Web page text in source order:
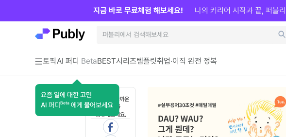
토픽AI 퍼디 Beta
요즘 일에 대한 고민
AI 퍼디 Beta 에게 물어보세요
BEST시리즈템플릿취업·이직 완전 정복
지금 바로 무료체험 해보세요! 나의 커리어 시작과 끝, 퍼블리
혼자 보기 아까운
콘텐츠를
공유해보세요.